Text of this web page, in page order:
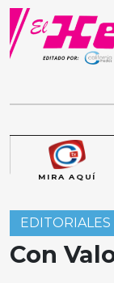
Skip
content
MIRA AQUÍ
EDITORIALES
Con